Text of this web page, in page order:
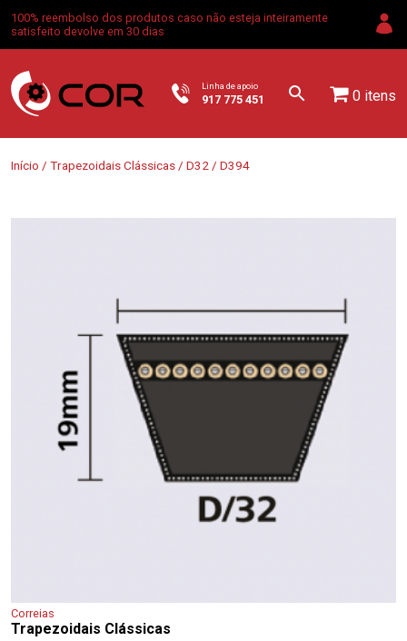
100% reembolso dos produtos caso não esteja inteiramente
satisfeito devolve em 30 dias
Linha de apoio
917 775 451 0 itens
Início / Trapezoidais Clássicas / D32 / D394
Correias
Trapezoidais Clássicas